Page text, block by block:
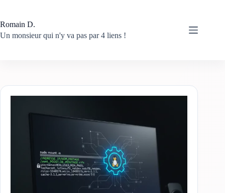
contenu
Romain D.
Un monsieur qui n'y va pas par 4 liens !